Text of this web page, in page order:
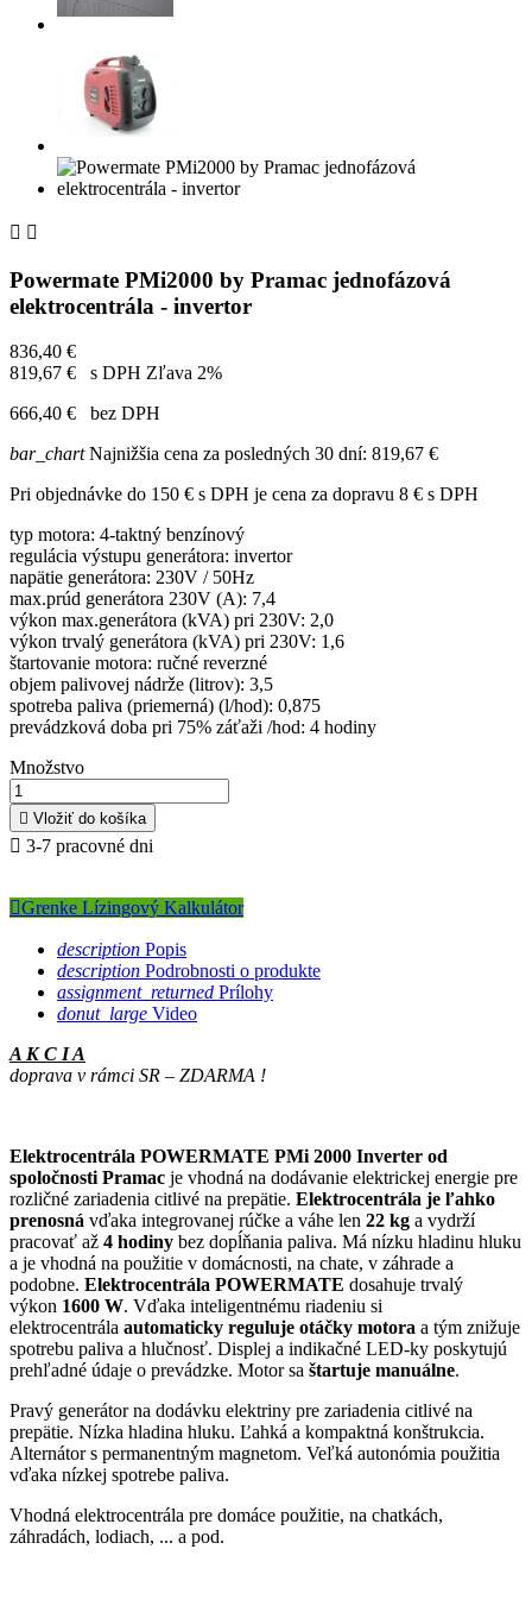
 
Powermate PMi2000 by Pramac jednofázová
elektrocentrála - invertor
836,40 €
819,67 €
s DPH Zľava 2%
666,40 €
bez DPH
bar_chartNajnižšia cena za posledných 30 dní: 819,67 €
Pri objednávke do 150 € s DPH je cena za dopravu 8 € s DPH
typ motora: 4-taktný benzínový
regulácia výstupu generátora: invertor
napätie generátora: 230V / 50Hz
max.prúd generátora 230V (A): 7,4
výkon max.generátora (kVA) pri 230V: 2,0
výkon trvalý generátora (kVA) pri 230V: 1,6
štartovanie motora: ručné reverzné
objem palivovej nádrže (litrov): 3,5
spotreba paliva (priemerná) (l/hod): 0,875
prevádzková doba pri 75% záťaži /hod: 4 hodiny
Množstvo
 Vložiť do košíka
 3-7 pracovné dni
Grenke Lízingový Kalkulátor
description Popis
description Podrobnosti o produkte
assignment_returned Prílohy
donut_large Video
A K C I A
doprava v rámci SR – ZDARMA !
Elektrocentrála POWERMATE PMi 2000 Inverter od
spoločnosti Pramac je vhodná na dodávanie elektrickej energie pre
rozličné zariadenia citlivé na prepätie. Elektrocentrála je ľahko
prenosná vďaka integrovanej rúčke a váhe len 22 kg a vydrží
pracovať až 4 hodiny bez dopĺňania paliva. Má nízku hladinu hluku
a je vhodná na použitie v domácnosti, na chate, v záhrade a
podobne. Elektrocentrála POWERMATE dosahuje trvalý
výkon 1600 W. Vďaka inteligentnému riadeniu si
elektrocentrála automaticky reguluje otáčky motora a tým znižuje
spotrebu paliva a hlučnosť. Displej a indikačné LED-ky poskytujú
prehľadné údaje o prevádzke. Motor sa štartuje manuálne.
Pravý generátor na dodávku elektriny pre zariadenia citlivé na
prepätie. Nízka hladina hluku. Ľahká a kompaktná konštrukcia.
Alternátor s permanentným magnetom. Veľká autonómia použitia
vďaka nízkej spotrebe paliva.
Vhodná elektrocentrála pre domáce použitie, na chatkách,
záhradách, lodiach, ... a pod.